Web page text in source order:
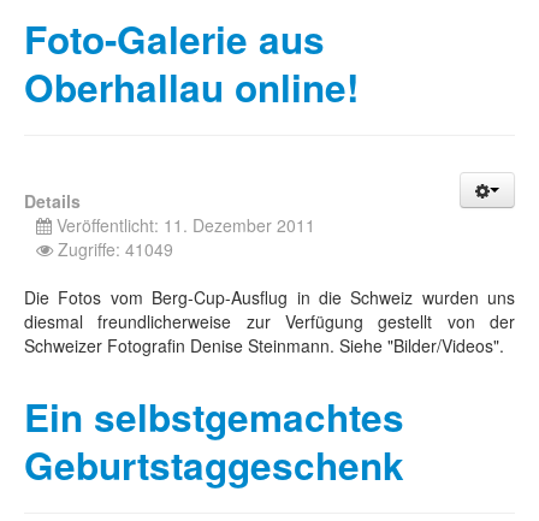
Foto-Galerie aus
Oberhallau online!
Details
Veröffentlicht: 11. Dezember 2011
Zugriffe: 41049
Die Fotos vom Berg-Cup-Ausflug in die Schweiz wurden uns
diesmal freundlicherweise zur Verfügung gestellt von der
Schweizer Fotografin Denise Steinmann. Siehe "Bilder/Videos".
Ein selbstgemachtes
Geburtstaggeschenk